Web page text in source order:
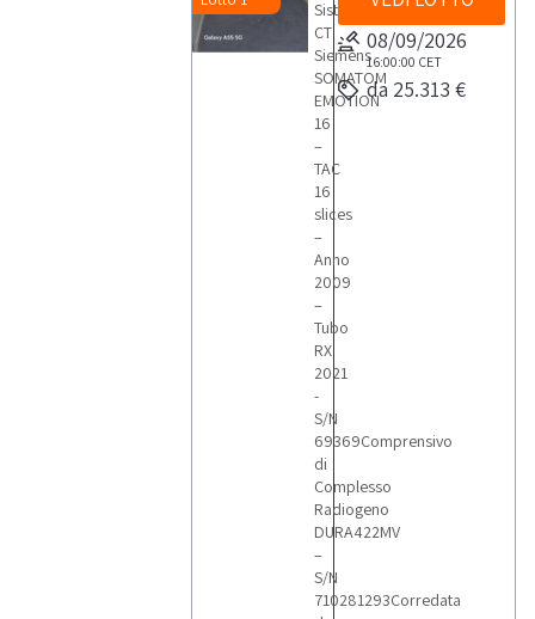
Sistema
CT
Siemens
SOMATOM
EMOTION
16
–
TAC
16
slices
–
Anno
2009
–
Tubo
RX
2021
-
S/N
69369Comprensivo
di
Complesso
Radiogeno
DURA422MV
–
S/N
710281293Corredata
08/09/2026
16:00:00 CET
da 25.313 €